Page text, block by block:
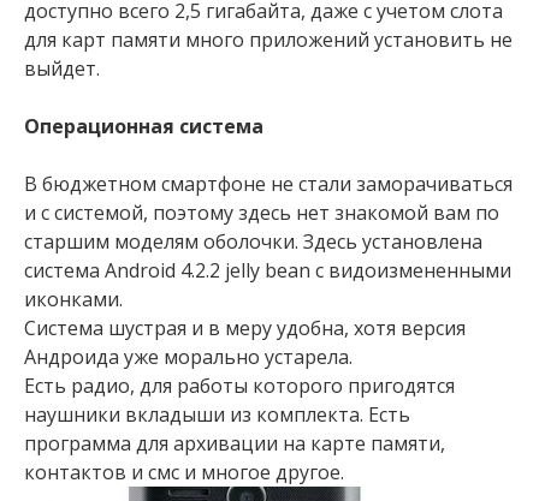
доступно всего 2,5 гигабайта, даже с учетом слота
для карт памяти много приложений установить не
выйдет.
Операционная система
В бюджетном смартфоне не стали заморачиваться
и с системой, поэтому здесь нет знакомой вам по
старшим моделям оболочки. Здесь установлена
система Аndroid 4.2.2 jelly bean с видоизмененными
иконками.
Система шустрая и в меру удобна, хотя версия
Андроида уже морально устарела.
Есть радио, для работы которого пригодятся
наушники вкладыши из комплекта. Есть
программа для архивации на карте памяти,
контактов и смс и многое другое.